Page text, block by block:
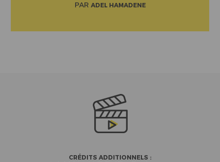
PAR ADEL HAMADENE
CRÉDITS ADDITIONNELS :